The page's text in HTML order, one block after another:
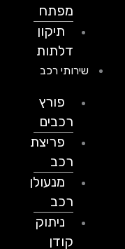
מפתח
תיקון
דלתות
שירותי רכב
פורץ
רכבים
פריצת
מנעולן
ניתוק